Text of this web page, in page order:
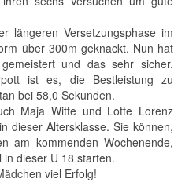
längeren Versetzungsphase im
über 300m geknackt. Nun hat
und das sehr sicher.
ist es, die Bestleistung zu
bei 58,0 Sekunden.
Maja Witte und Lotte Lorenz
dieser Altersklasse. Sie können,
am kommenden Wochenende,
dieser U 18 starten.
viel Erfolg!